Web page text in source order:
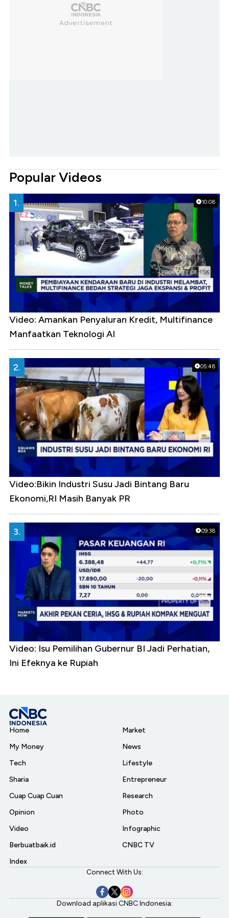
Popular Videos
10:08
1.
Video: Amankan Penyaluran Kredit, Multifinance
Manfaatkan Teknologi AI
05:48
2.
Video:Bikin Industri Susu Jadi Bintang Baru
Ekonomi,RI Masih Banyak PR
09:38
3.
Video: Isu Pemilihan Gubernur BI Jadi Perhatian,
Ini Efeknya ke Rupiah
Home
My Money
Tech
Sharia
Cuap Cuap Cuan
Opinion
Video
Berbuatbaik.id
Index
Market
News
Lifestyle
Entrepreneur
Research
Photo
Infographic
CNBC TV
Connect With Us:
Download aplikasi CNBC Indonesia: